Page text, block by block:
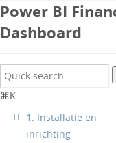
Power BI
Dashboard
⌘K
1. Installatie en
inrichting